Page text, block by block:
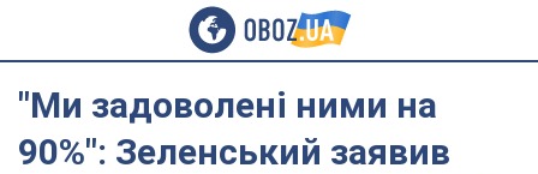
"Ми задоволені ними на
90%": Зеленський заявив